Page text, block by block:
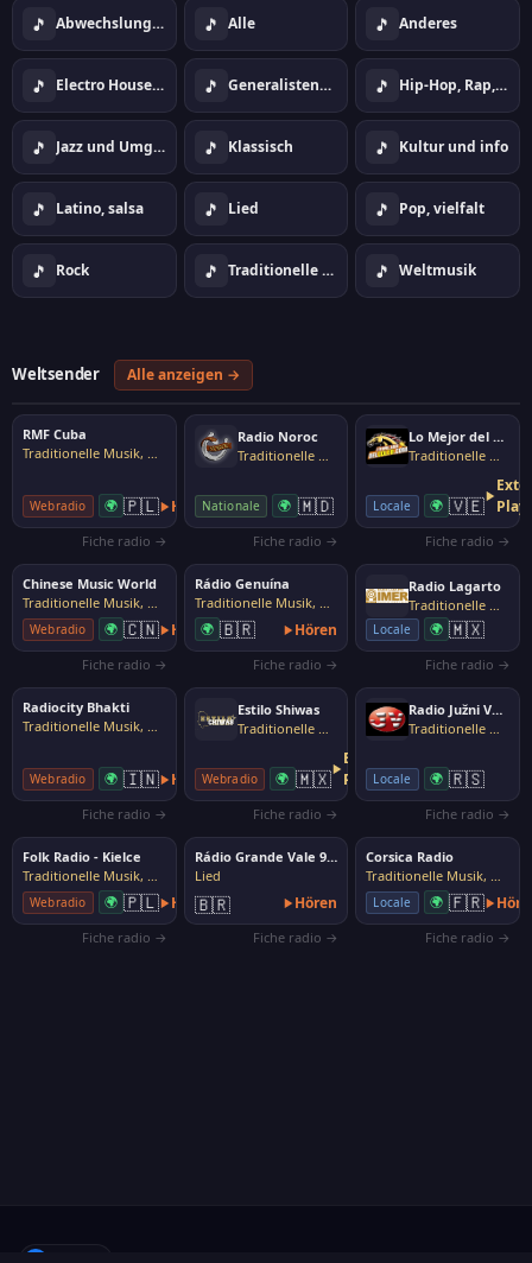
🎵 Abwechslungsreiche Musik 🎵 Alle 🎵 Anderes
🎵 Electro House Dance 🎵 Generalistenstil 🎵 Hip-Hop, Rap, Urban
🎵 Jazz und Umgebung 🎵 Klassisch 🎵 Kultur und info
🎵 Latino, salsa 🎵 Lied 🎵 Pop, vielfalt
🎵 Rock 🎵 Traditionelle Musik, Volksmusik 🎵 Weltmusik
Weltsender Alle anzeigen →
RMF Cuba
Traditionelle Musik, Volksmusik
Webradio 🌍 🇵🇱 Hören
Fiche radio →
Radio Noroc
Traditionelle Musik, Volksmusik
Nationale 🌍 🇲🇩
Fiche radio →
Lo Mejor del Coleo
Traditionelle Musik, Volksmusik
Locale 🌍 🇻🇪
Fiche radio →
Chinese Music World
Traditionelle Musik, Volksmusik
Webradio 🌍 🇨🇳 Hören
Fiche radio →
Rádio Genuína
Traditionelle Musik, Volksmusik
🌍 🇧🇷 Hören
Fiche radio →
Radio Lagarto
Traditionelle Musik, Volksmusik
Locale 🌍 🇲🇽
Fiche radio →
Radiocity Bhakti
Traditionelle Musik, Volksmusik
Webradio 🌍 🇮🇳 Hören
Fiche radio →
Estilo Shiwas
Traditionelle Musik, Volksmusik
Webradio 🌍 🇲🇽
Externer
Player
Fiche radio →
Radio Južni Vetar
Traditionelle Musik, Volksmusik
Locale 🌍 🇷🇸
Fiche radio →
Folk Radio - Kielce
Traditionelle Musik, Volksmusik
Webradio 🌍 🇵🇱 Hören
Fiche radio →
Rádio Grande Vale 93.1 FM
Lied
🇧🇷 Hören
Fiche radio →
Corsica Radio
Traditionelle Musik, Volksmusik
Locale 🌍 🇫🇷
Fiche radio →